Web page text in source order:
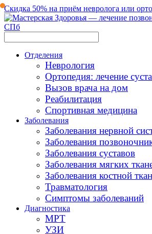
Скидка 50% на приём невролога или
Отделения
Неврология
Ортопедия: лечение
Вызов врача на дом
Реабилитация
Спортивная медицина
Заболевания
Заболевания нервной
Заболевания
Заболевания суставов
Заболевания мягких
Заболевания костной
Травматология
Симптомы заболеваний
Диагностика
МРТ
УЗИ